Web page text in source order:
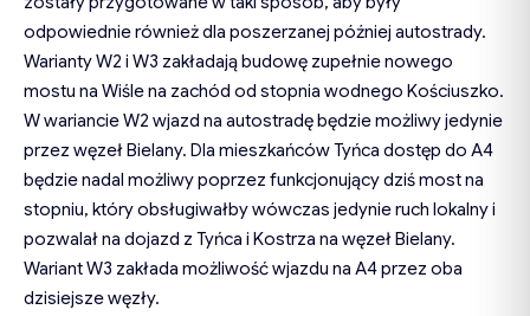
odpowiednie również dla poszerzanej później autostrady.
Warianty W2 i W3 zakładają budowę zupełnie nowego
mostu na Wiśle na zachód od stopnia wodnego Kościuszko.
W wariancie W2 wjazd na autostradę będzie możliwy jedynie
przez węzeł Bielany. Dla mieszkańców Tyńca dostęp do A4
będzie nadal możliwy poprzez funkcjonujący dziś most na
stopniu, który obsługiwałby wówczas jedynie ruch lokalny i
pozwalał na dojazd z Tyńca i Kostrza na węzeł Bielany.
Wariant W3 zakłada możliwość wjazdu na A4 przez oba
dzisiejsze węzły.